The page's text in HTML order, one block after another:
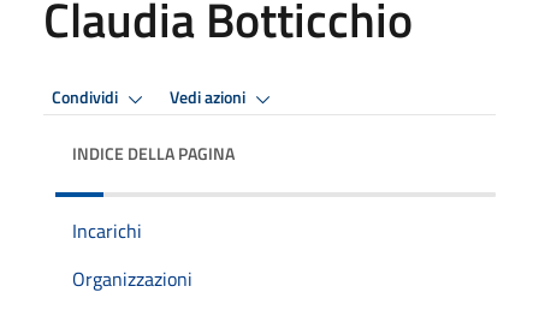
Claudia Botticchio
Condividi Vedi azioni
INDICE DELLA PAGINA
Incarichi
Organizzazioni